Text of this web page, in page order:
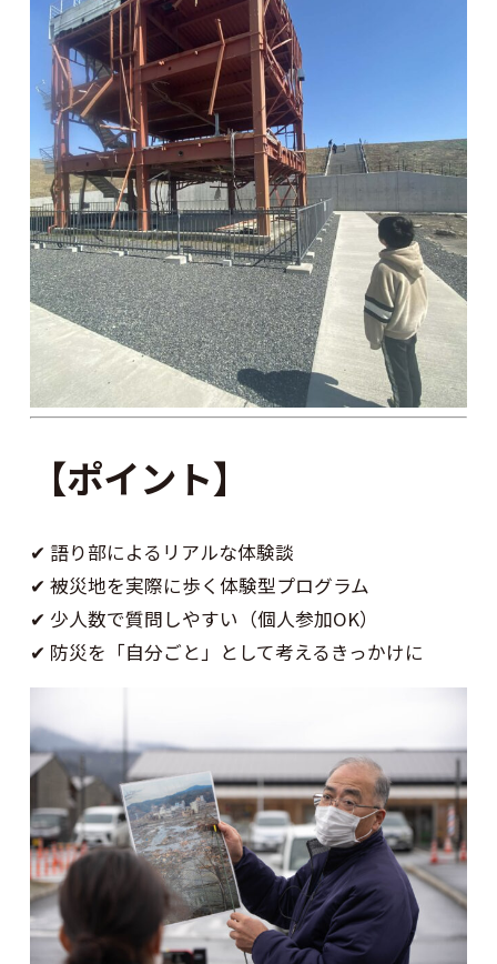
【ポイント】
✔ 語り部によるリアルな体験談
✔ 被災地を実際に歩く体験型プログラム
✔ 少人数で質問しやすい（個人参加OK）
✔ 防災を「自分ごと」として考えるきっかけに